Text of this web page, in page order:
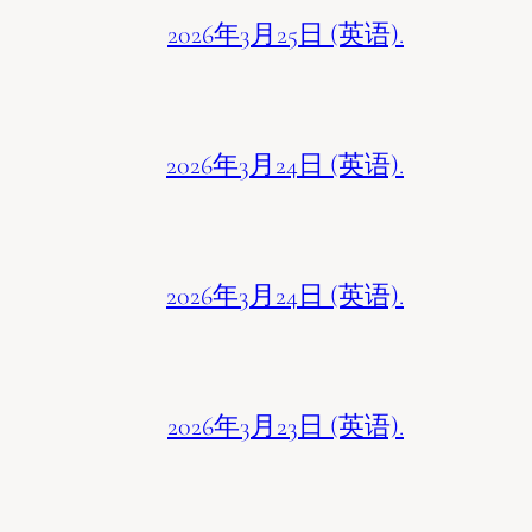
2026年3月25日 (英语).
2026年3月24日 (英语).
2026年3月24日 (英语).
2026年3月23日 (英语).